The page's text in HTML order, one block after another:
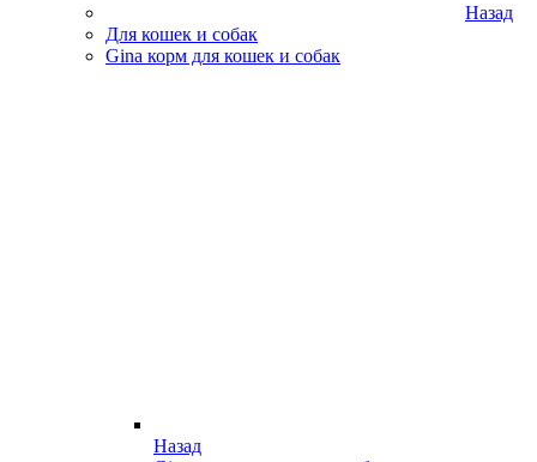
Назад
Для кошек и собак
Gina корм для кошек и собак
Назад